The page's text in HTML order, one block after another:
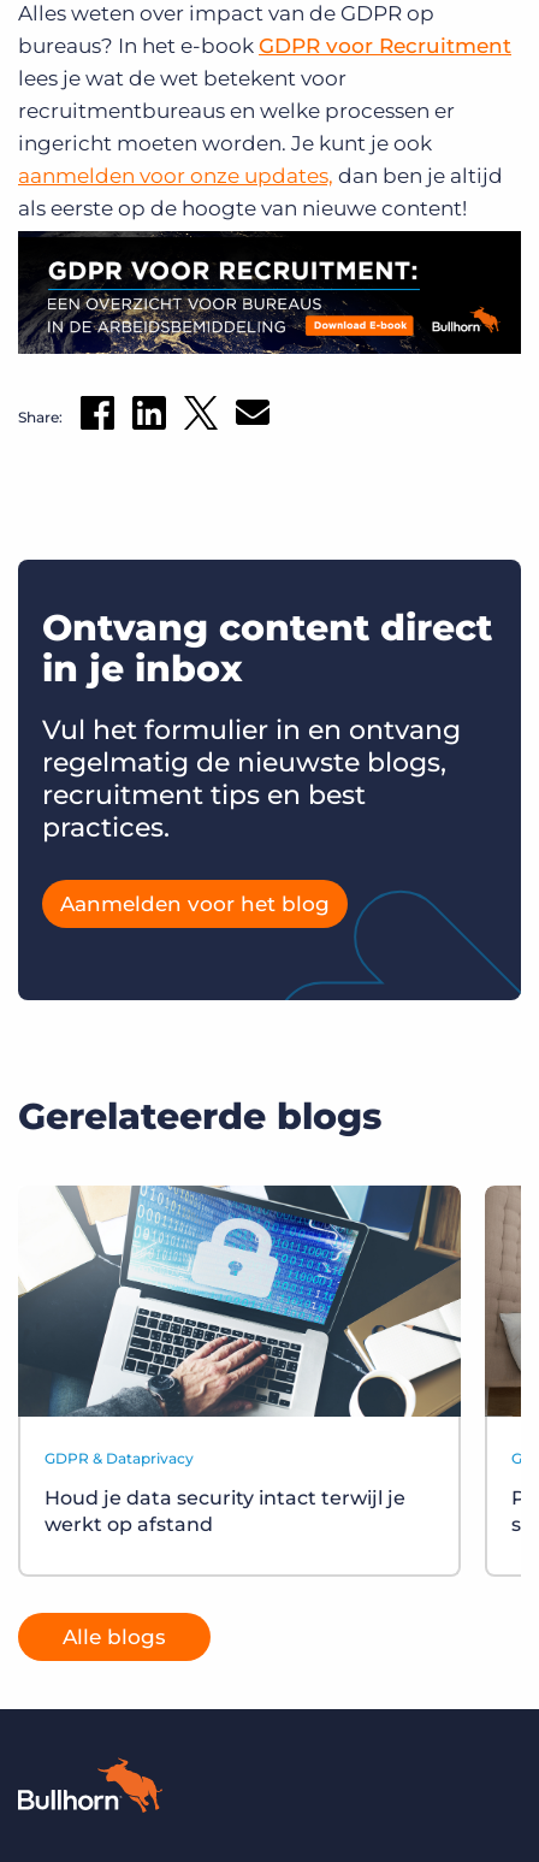
Alles weten over impact van de GDPR op
bureaus? In het e-book GDPR voor Recruitment
lees je wat de wet betekent voor
recruitmentbureaus en welke processen er
ingericht moeten worden. Je kunt je ook
aanmelden voor onze updates, dan ben je altijd
als eerste op de hoogte van nieuwe content!
Share:
Ontvang content direct
in je inbox
Vul het formulier in en ontvang
regelmatig de nieuwste blogs,
recruitment tips en best
practices.
Aanmelden voor het blog
Gerelateerde blogs
GDPR & Dataprivacy
Houd je data security intact terwijl je
werkt op afstand
Alle blogs